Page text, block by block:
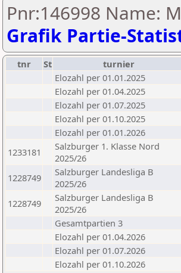
Pnr:146998 Name:
Grafik Partie-
tnr St turnier
Elozahl per 01.01.2025
Elozahl per 01.04.2025
Elozahl per 01.07.2025
Elozahl per 01.10.2025
Elozahl per 01.01.2026
1233181
Salzburger 1. Klasse Nord
2025/26
1228749
Salzburger Landesliga B
2025/26
1228749
Salzburger Landesliga B
2025/26
Gesamtpartien 3
Elozahl per 01.04.2026
Elozahl per 01.07.2026
Elozahl per 01.10.2026